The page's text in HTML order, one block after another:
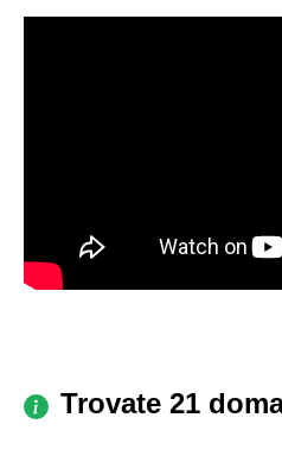
Trovate 21